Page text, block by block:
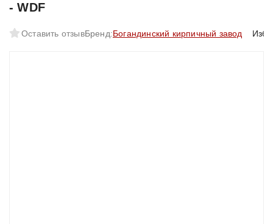
- WDF
Оставить отзывБренд:Богандинский кирпичный завод